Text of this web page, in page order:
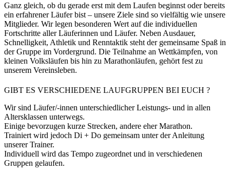
Ganz gleich, ob du gerade erst mit dem Laufen beginnst oder bereits
ein erfahrener Läufer bist – unsere Ziele sind so vielfältig wie unsere
Mitglieder. Wir legen besonderen Wert auf die individuellen
Fortschritte aller Läuferinnen und Läufer. Neben Ausdauer,
Schnelligkeit, Athletik und Renntaktik steht der gemeinsame Spaß in
der Gruppe im Vordergrund. Die Teilnahme an Wettkämpfen, von
kleinen Volksläufen bis hin zu Marathonläufen, gehört fest zu
unserem Vereinsleben.
GIBT ES VERSCHIEDENE LAUFGRUPPEN BEI EUCH ?
Wir sind Läufer/-innen unterschiedlicher Leistungs- und in allen
Altersklassen unterwegs.
Einige bevorzugen kurze Strecken, andere eher Marathon.
Trainiert wird jedoch Di + Do gemeinsam unter der Anleitung
unserer Trainer.
Individuell wird das Tempo zugeordnet und in verschiedenen
Gruppen gelaufen.